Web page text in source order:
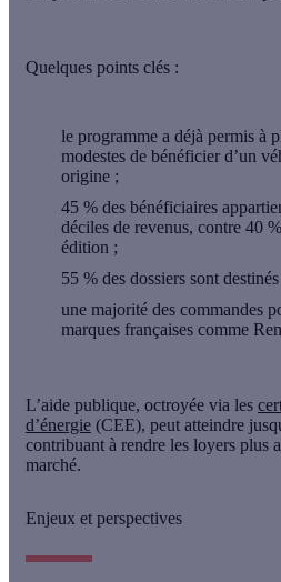
Quelques points clés :
le programme a déjà permis à
modestes de bénéficier d’un
origine ;
45 % des bénéficiaires
déciles de revenus, contre 40
édition ;
55 % des dossiers sont
une majorité des commandes
marques françaises comme
L’aide publique, octroyée via les
d’énergie (CEE), peut atteindre
contribuant à rendre les loyers plus
marché.
Enjeux et perspectives